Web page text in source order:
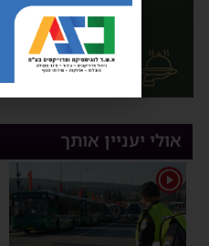
אולי יעניין אותך
1